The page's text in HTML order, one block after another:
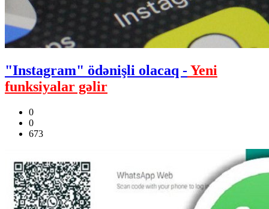
"Instagram" ödənişli olacaq -Yeni
funksiyalar gəlir
0
0
673